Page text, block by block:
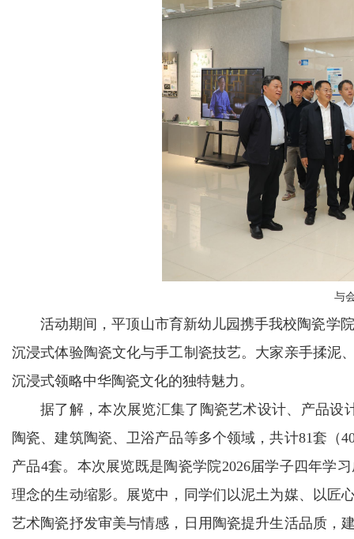
与
活动期间，平顶山市育新幼儿园携手我校陶瓷学
沉浸式体验陶瓷文化与手工制瓷技艺。大家亲手揉泥
沉浸式领略中华陶瓷文化的独特魅力。
据了解，本次展览汇集了陶瓷艺术设计、产品设
陶瓷、建筑陶瓷、卫浴产品等多个领域，共计81套（
产品4套。本次展览既是陶瓷学院2026届学子四年学
理念的生动缩影。展览中，同学们以泥土为媒、以匠
艺术陶瓷抒发审美与情感，日用陶瓷提升生活品质，